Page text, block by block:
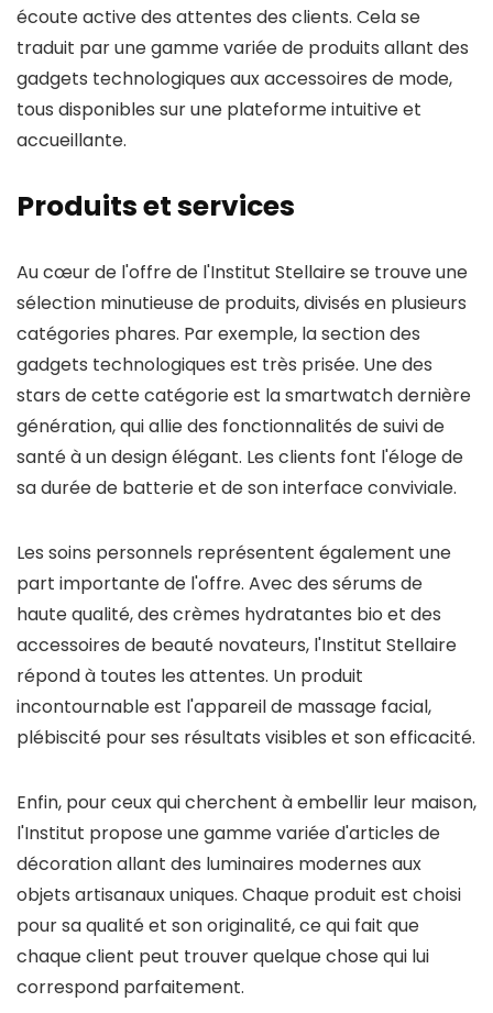
écoute active des attentes des clients. Cela se
traduit par une gamme variée de produits allant des
gadgets technologiques aux accessoires de mode,
tous disponibles sur une plateforme intuitive et
accueillante.
Produits et services
Au cœur de l'offre de l'Institut Stellaire se trouve une
sélection minutieuse de produits, divisés en plusieurs
catégories phares. Par exemple, la section des
gadgets technologiques est très prisée. Une des
stars de cette catégorie est la smartwatch dernière
génération, qui allie des fonctionnalités de suivi de
santé à un design élégant. Les clients font l'éloge de
sa durée de batterie et de son interface conviviale.
Les soins personnels représentent également une
part importante de l'offre. Avec des sérums de
haute qualité, des crèmes hydratantes bio et des
accessoires de beauté novateurs, l'Institut Stellaire
répond à toutes les attentes. Un produit
incontournable est l'appareil de massage facial,
plébiscité pour ses résultats visibles et son efficacité.
Enfin, pour ceux qui cherchent à embellir leur maison,
l'Institut propose une gamme variée d'articles de
décoration allant des luminaires modernes aux
objets artisanaux uniques. Chaque produit est choisi
pour sa qualité et son originalité, ce qui fait que
chaque client peut trouver quelque chose qui lui
correspond parfaitement.